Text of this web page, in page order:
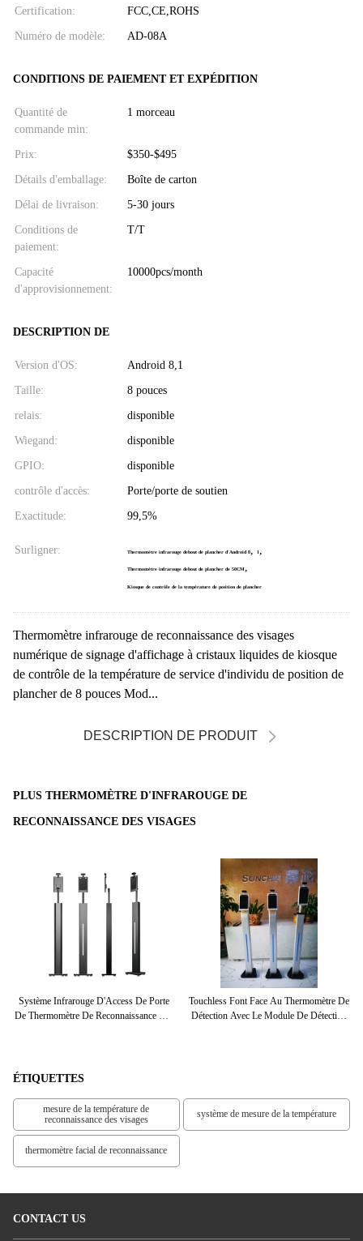
Certification: FCC,CE,ROHS
Numéro de modèle: AD-08A
CONDITIONS DE PAIEMENT ET EXPÉDITION
Quantité de
commande min:
1 morceau
Prix: $350-$495
Détails d'emballage: Boîte de carton
Délai de livraison: 5-30 jours
Conditions de
paiement:
T/T
Capacité
d'approvisionnement:
10000pcs/month
DESCRIPTION DE
Version d'OS: Android 8,1
Taille: 8 pouces
relais: disponible
Wiegand: disponible
GPIO: disponible
contrôle d'accès: Porte/porte de soutien
Exactitude: 99,5%
Surligner: Thermomètre infrarouge debout de plancher d'Android 8, 1
Thermomètre infrarouge debout de plancher de 50CM,
Kiosque de contrôle de la température de position de plancher
Thermomètre infrarouge de reconnaissance des visages
numérique de signage d'affichage à cristaux liquides de kiosque
de contrôle de la température de service d'individu de position de
plancher de 8 pouces Mod...
DESCRIPTION DE PRODUIT
PLUS THERMOMÈTRE D'INFRAROUGE DE
RECONNAISSANCE DES VISAGES
Système Infrarouge D'Access De Porte
De Thermomètre De Reconnaissance Des
Touchless Font Face Au Thermomètre De
Détection Avec Le Module De Détection
ÉTIQUETTES
mesure de la température de
reconnaissance des visages
système de mesure de la température
thermomètre facial de reconnaissance
CONTACT US